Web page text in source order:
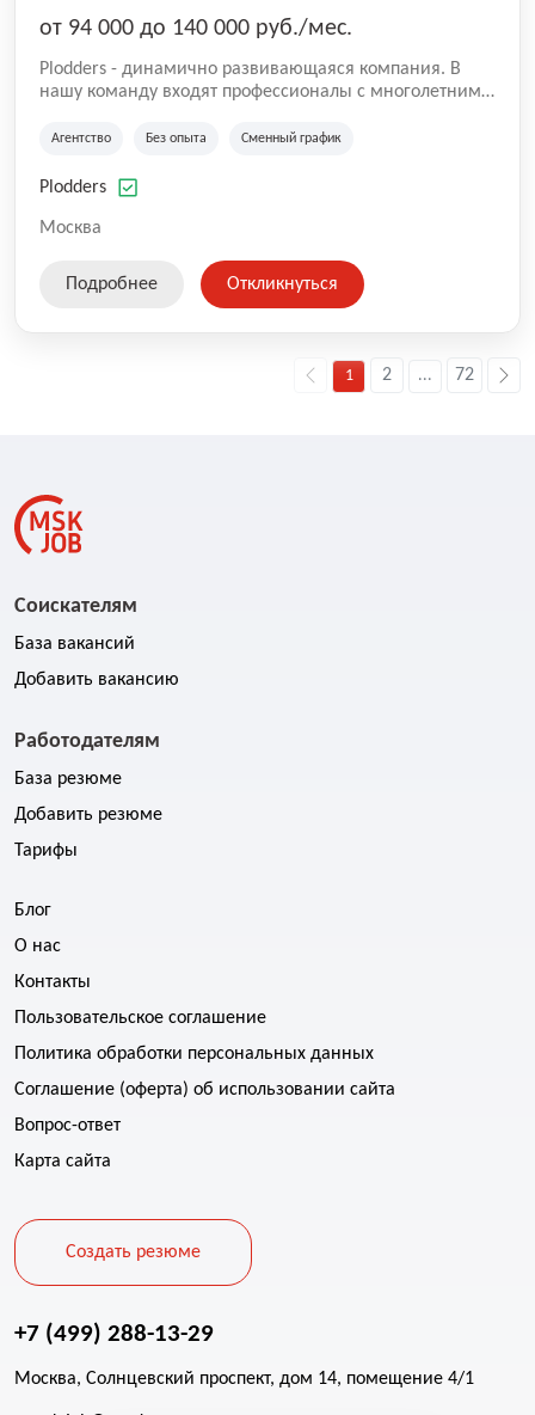
от 94 000 до 140 000 руб./мес.
Plodders - динамично развивающаяся компания. В
нашу команду входят профессионалы с многолетним
на рынке аутсорсинга, а накопленный опыт позволяют
оказываемых услуг.
Агентство Без опыта Сменный график
Plodders
Москва
Подробнее Откликнуться
1 2 ... 72
Соискателям
База вакансий
Добавить вакансию
Работодателям
База резюме
Добавить резюме
Тарифы
Блог
О нас
Контакты
Пользовательское соглашение
Политика обработки персональных данных
Соглашение (оферта) об использовании сайта
Вопрос-ответ
Карта сайта
Создать резюме
+7 (499) 288-13-29
Москва, Солнцевский проспект, дом 14, помещение 4/1